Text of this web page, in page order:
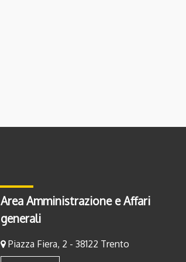
Area Amministrazione e Affari
generali
Piazza Fiera, 2 - 38122 Trento